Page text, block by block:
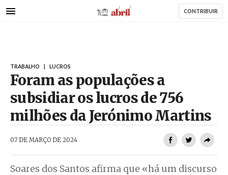
para
AbrilAbril CONTRIBUIR
TRABALHO LUCROS
Foram as populações a
subsidiar os lucros de 756
milhões da Jerónimo Martins
07 DE MARÇO DE 2024
Soares dos Santos afirma que «há um discurso